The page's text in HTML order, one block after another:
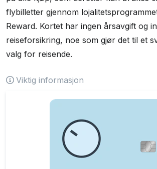
flybilletter gjennom
Reward. Kortet har ingen årsavgift og
reiseforsikring, noe som gjør det til et
valg for reisende.
Viktig informasjon